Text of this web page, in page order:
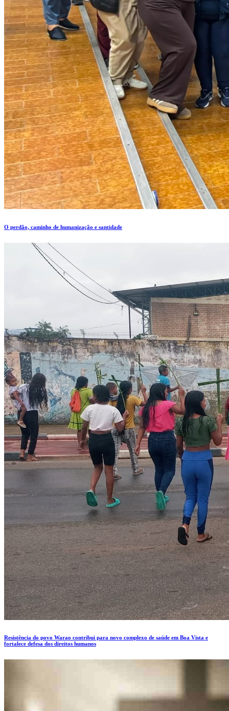
O perdão, caminho de humanização e santidade
Resistência do povo Warao contribui para novo complexo de saúde em Boa Vista e
fortalece defesa dos direitos humanos